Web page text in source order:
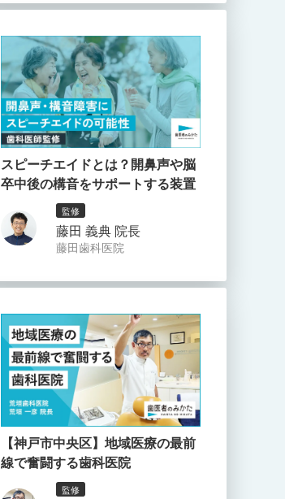
スピーチエイドとは？開鼻声や脳
卒中後の構音をサポートする装置
監修
藤田 義典 院長
藤田歯科医院
【神戸市中央区】地域医療の最前
線で奮闘する歯科医院
監修